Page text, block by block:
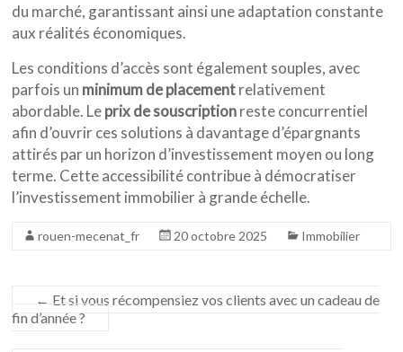
du marché, garantissant ainsi une adaptation constante
aux réalités économiques.
Les conditions d’accès sont également souples, avec
parfois un minimum de placementrelativement
abordable. Leprix de souscriptionreste concurrentiel
afin d’ouvrir ces solutions à davantage d’épargnants
attirés par un horizon d’investissement moyen ou long
terme. Cette accessibilité contribue à démocratiser
l’investissement immobilier à grande échelle.
rouen-mecenat_fr 20 octobre 2025 Immobilier
← Et si vous récompensiez vos clients avec un cadeau de
fin d’année ?